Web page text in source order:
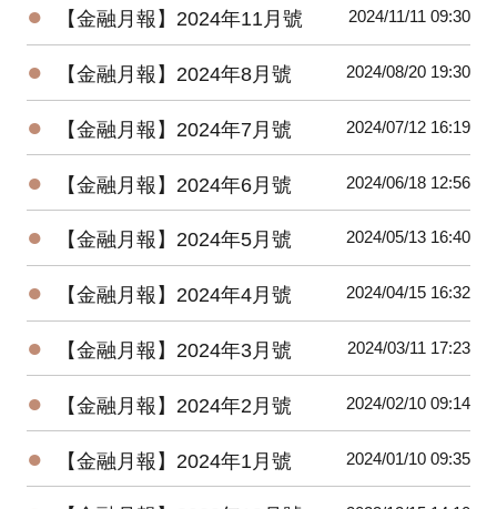
● 【金融月報】2024年11月號 2024/11/11 09:30
● 【金融月報】2024年8月號 2024/08/20 19:30
● 【金融月報】2024年7月號 2024/07/12 16:19
● 【金融月報】2024年6月號 2024/06/18 12:56
● 【金融月報】2024年5月號 2024/05/13 16:40
● 【金融月報】2024年4月號 2024/04/15 16:32
● 【金融月報】2024年3月號 2024/03/11 17:23
● 【金融月報】2024年2月號 2024/02/10 09:14
● 【金融月報】2024年1月號 2024/01/10 09:35